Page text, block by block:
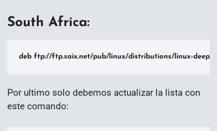
South Africa:
deb ftp://ftp.saix.net/pub/linux/distributions/linux-
Por ultimo solo debemos actualizar la lista con
este comando: